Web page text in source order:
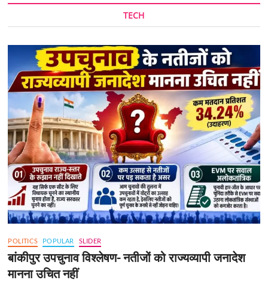
TECH
POLITICS POPULAR SLIDER
बांकीपुर उपचुनाव विश्लेषण- नतीजों को राज्यव्यापी जनादेश
मानना उचित नहीं